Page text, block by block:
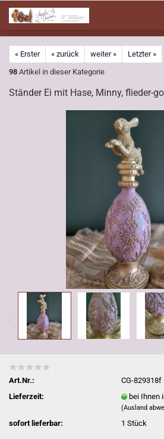
zum
Hauptinhalt
« Erster « zurück weiter »
Letzter »
98 Artikel in dieser Kategorie
Ständer Ei mit Hase, Minny, flieder-
Art.Nr.:
CG-829318f
Lieferzeit:
bei Ihnen
(Ausland
sofort lieferbar: 1Stück